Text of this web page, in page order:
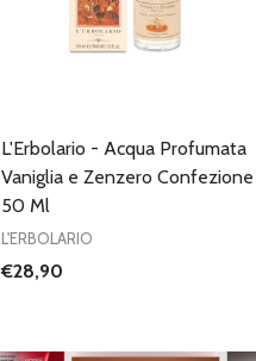
L'Erbolario - Acqua Profumata
Vaniglia e Zenzero Confezione
50 Ml
L'ERBOLARIO
€28,90